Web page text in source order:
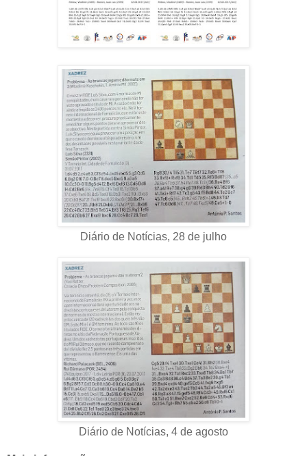
Diário de Notícias, 28 de julho
Diário de Notícias, 4 de agosto